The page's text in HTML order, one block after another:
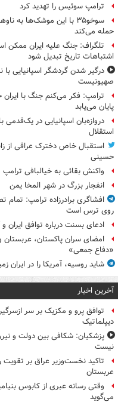
ترامپ سوئیس را تهدید کرد
سوخو۳۵ با این موشک‌ها به
حمله می‌کند
تلگراف: جنگ علیه ایران ممکن
اشتباهات تاریخ تبدیل شود
درگیر شدن گردشگر اسپانیایی با
صهیونیست
ترامپ: فکر می‌کنم جنگ با ایران
پایان می‌یابد
دروازه‌بان اسپانیایی در یک‌قدمی
استقلال
استقبال خاص دخترک عراقی از
حسینی
واکنش بقائی به خیالبافی ترامپ
انفجار بزرگ در شهر المخا یمن
افشاگری برادرزاده ترامپ: تمام
روی ترس است
ادعای بسنت درباره توافق ایران و
امضای سران پاکستان، عربستان
«دفاع جمعی»
شاید روسیه، آمریکا را در ایران
آخرین اخبار
توافق پرو و مکزیک بر سر
دیپلماتیک
پزشکیان: شکافی بین دولت و
نیست
تاکید نخست‌وزیر عراق بر تقویت
عربستان
وقتی رسانه عبری از کابوس
می‌گوید